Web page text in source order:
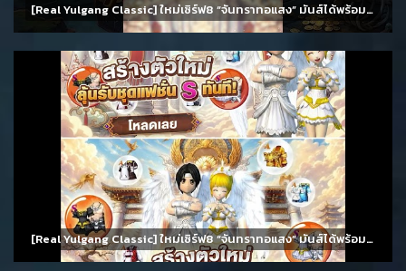
[Real Yulgang Classic] ใหม่เซิร์ฟ8 “จันทราทอแสง” มันส์ได้พร้อมกัน 11 สิงหาคม นี้!!
[Real Yulgang Classic] ใหม่เซิร์ฟ8 “จันทราทอแสง” มันส์ได้พร้อมกัน 11 สิงหาคม นี้!!